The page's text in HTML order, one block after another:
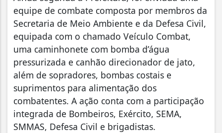
equipe de combate composta por membros da
Secretaria de Meio Ambiente e da Defesa Civil,
equipada com o chamado Veículo Combat,
uma caminhonete com bomba d’água
pressurizada e canhão direcionador de jato,
além de sopradores, bombas costais e
suprimentos para alimentação dos
combatentes. A ação conta com a participação
integrada de Bombeiros, Exército, SEMA,
SMMAS, Defesa Civil e brigadistas.